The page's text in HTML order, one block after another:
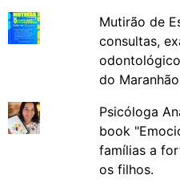
Mutirão de
consultas,
do
Psicóloga
book
famílias a
os filhos.